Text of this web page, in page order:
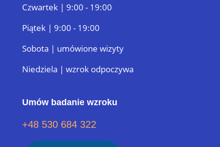
Czwartek | 9:00 - 19:00
Piątek | 9:00 - 19:00
Sobota | umówione wizyty
Niedziela | wzrok odpoczywa
Umów badanie wzroku
+48 530 684 322